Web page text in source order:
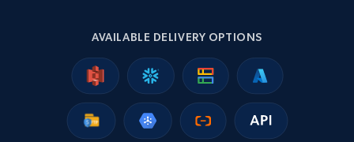
URL, Product id, Title, Product description,
Rating, Reviews count, Images, Variations, and
more.
AVAILABLE DELIVERY OPTIONS